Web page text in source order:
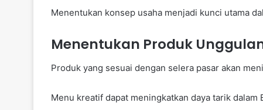
Menentukan konsep usaha menjadi kunci utama
Menentukan Produk
Produk yang sesuai dengan selera pasar akan
Menu kreatif dapat meningkatkan daya tarik dalam